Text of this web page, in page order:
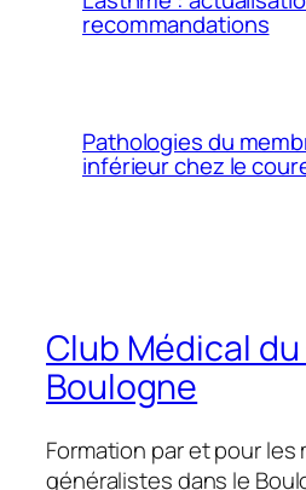
recommandations
Pathologies du
inférieur chez le
Club Médical du
Boulogne
Formation par et pour les
généralistes dans le